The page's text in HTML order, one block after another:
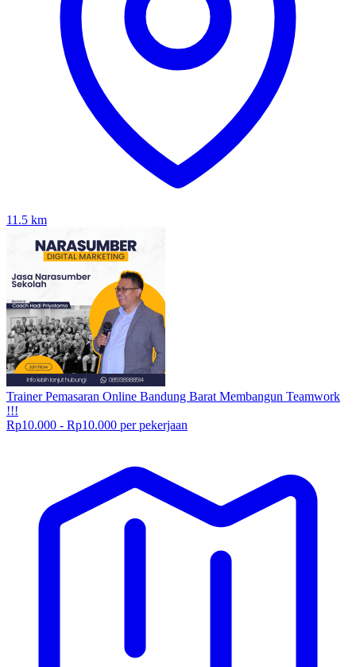
11.5 km
Trainer Pemasaran Online Bandung Barat Membangun Teamwork
!!!
Rp10.000 - Rp10.000 per pekerjaan